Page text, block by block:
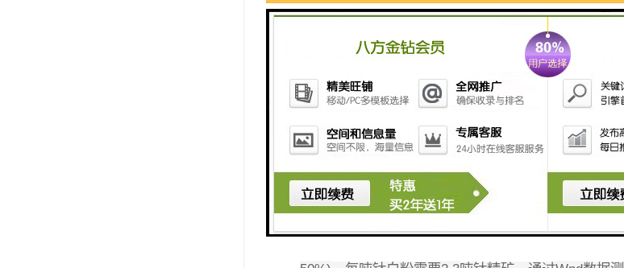
山东宁津博涵机械有限公司欢迎合作！
钛的外层价电子 4：和 3电离势较小，较易失去，易与
金本体免受大部分有机酸的腐蚀。此外，钛安全，
疗用具。在逆全球化、大国博弈趋势目益加刚以及“十
关健时期，装备将加速更新换代。我们认为，未来 3~5
新材料，随着新式战机歼 -20、运-20以及配套的加速
高端钛材产业链主要分为有色金国和化工涂料两条
合金一钻材，化工涂料链为：钛精矿四氯化钛一钛
的钛精矿用于生产钛白粉，仅5%的钛精矿用来制造海